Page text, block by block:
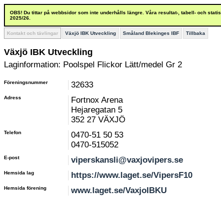
OBS! Du tittar på webbsidor som inte underhålls längre. Våra resultat-, tabell- och
2025/26.
Kontakt och tävlingar Växjö IBK Utveckling Småland Blekinges IBF Tillbaka
Växjö IBK Utveckling
Laginformation: Poolspel Flickor Lätt/medel Gr 2
Föreningsnummer 32633
Adress
Fortnox Arena
Hejaregatan 5
352 27 VÄXJÖ
Telefon
0470-51 50 53
0470-515052
E-post viperskansli@vaxjovipers.se
Hemsida lag https://www.laget.se/VipersF10
Hemsida förening www.laget.se/VaxjoIBKU